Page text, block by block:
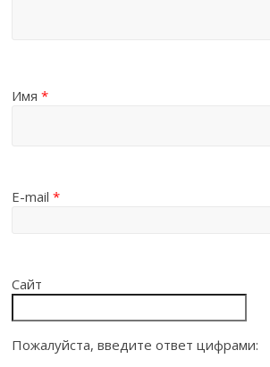
Имя*
E-mail*
Сайт
Пожалуйста, введите ответ цифрами: